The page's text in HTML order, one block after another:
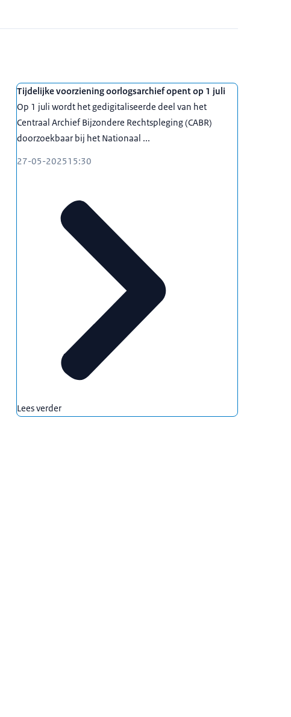
Tijdelijke voorziening oorlogsarchief opent op 1 juli
Op 1 juli wordt het gedigitaliseerde deel van het
Centraal Archief Bijzondere Rechtspleging (CABR)
doorzoekbaar bij het Nationaal ...
27-05-202515:30
Lees verder